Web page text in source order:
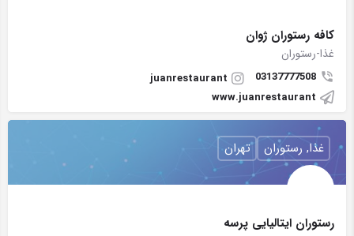
کافه رستوران ژوان
غذا-رستوران
03137777508
juanrestaurant
www.juanrestaurant
رستوران ايتاليايى پرسه
غذا, رستوران تهران